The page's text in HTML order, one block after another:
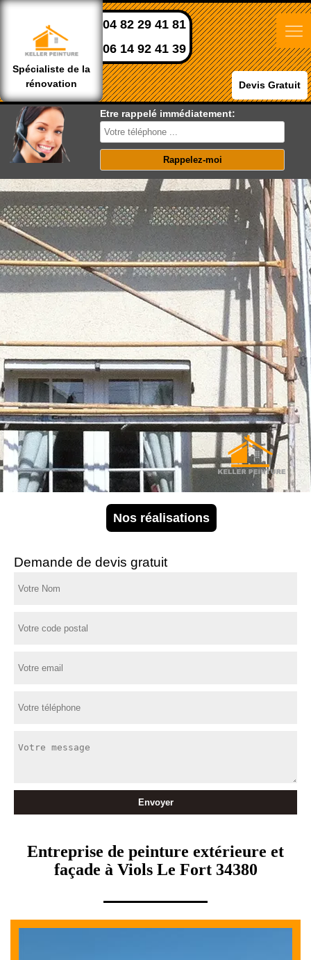
Spécialiste de la
rénovation
04 82 29 41 81
06 14 92 41 39
Devis Gratuit
Etre rappelé immédiatement:
Nos réalisations
Demande de devis gratuit
Entreprise de peinture extérieure et
façade à Viols Le Fort 34380